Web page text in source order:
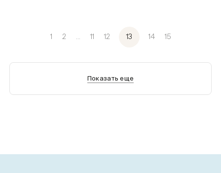
1 2 11 12 13 14 15
Показать еще